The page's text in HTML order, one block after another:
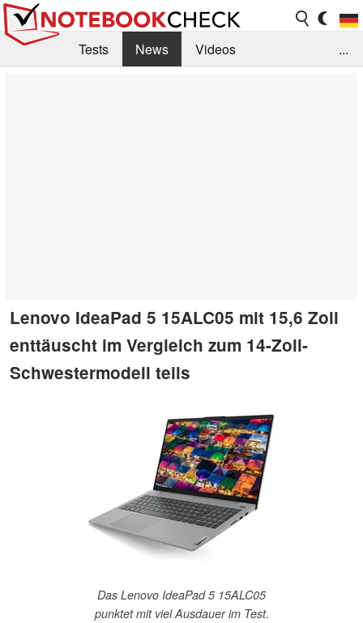
Tests News
Videos
...
Lenovo IdeaPad 5 15ALC05 mit 15,6 Zoll
enttäuscht im Vergleich zum 14-Zoll-
Schwestermodell teils
Das Lenovo IdeaPad 5 15ALC05
punktet mit viel Ausdauer im Test.